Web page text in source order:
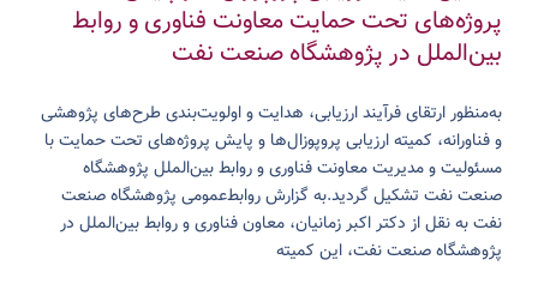
پروژه‌های تحت حمایت معاونت فناوری و روابط
بین‌الملل در پژوهشگاه صنعت نفت
به‌منظور ارتقای فرآیند ارزیابی، هدایت و اولویت‌بندی طرح‌های پژوهشی
و فناورانه، کمیته ارزیابی پروپوزال‌ها و پایش پروژه‌های تحت حمایت با
مسئولیت و مدیریت معاونت فناوری و روابط بین‌الملل پژوهشگاه
صنعت نفت تشکیل گردید.به گزارش روابط‌عمومی پژوهشگاه صنعت
نفت به نقل از دکتر اکبر زمانیان، معاون فناوری و روابط بین‌الملل در
پژوهشگاه صنعت نفت، این کمیته